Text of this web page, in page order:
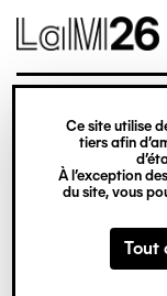
Gestion des
Ce site utilise
tiers afin
À l’exception
du site, vous
Tout
contenu